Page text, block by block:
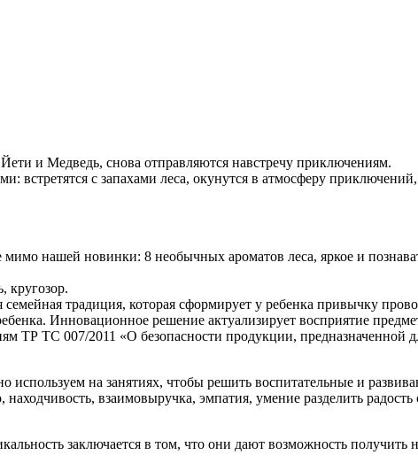
и Медведь, снова отправляются навстречу приключениям.
с запахами леса, окунутся в атмосферу
нашей новинки: 8 необычных ароматов леса, яркое и
кругозор.
традиция, которая сформирует у ребенка привычку
Инновационное решение актуализирует восприятие
ТР ТС 007/2011 «О безопасности продукции, предназначенной
используем на занятиях, чтобы решить воспитательные и
взаимовыручка, эмпатия, умение разделить радость
заключается в том, что они дают возможность